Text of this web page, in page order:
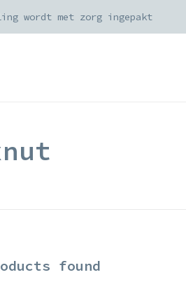
wordt met zorg ingepakt
found